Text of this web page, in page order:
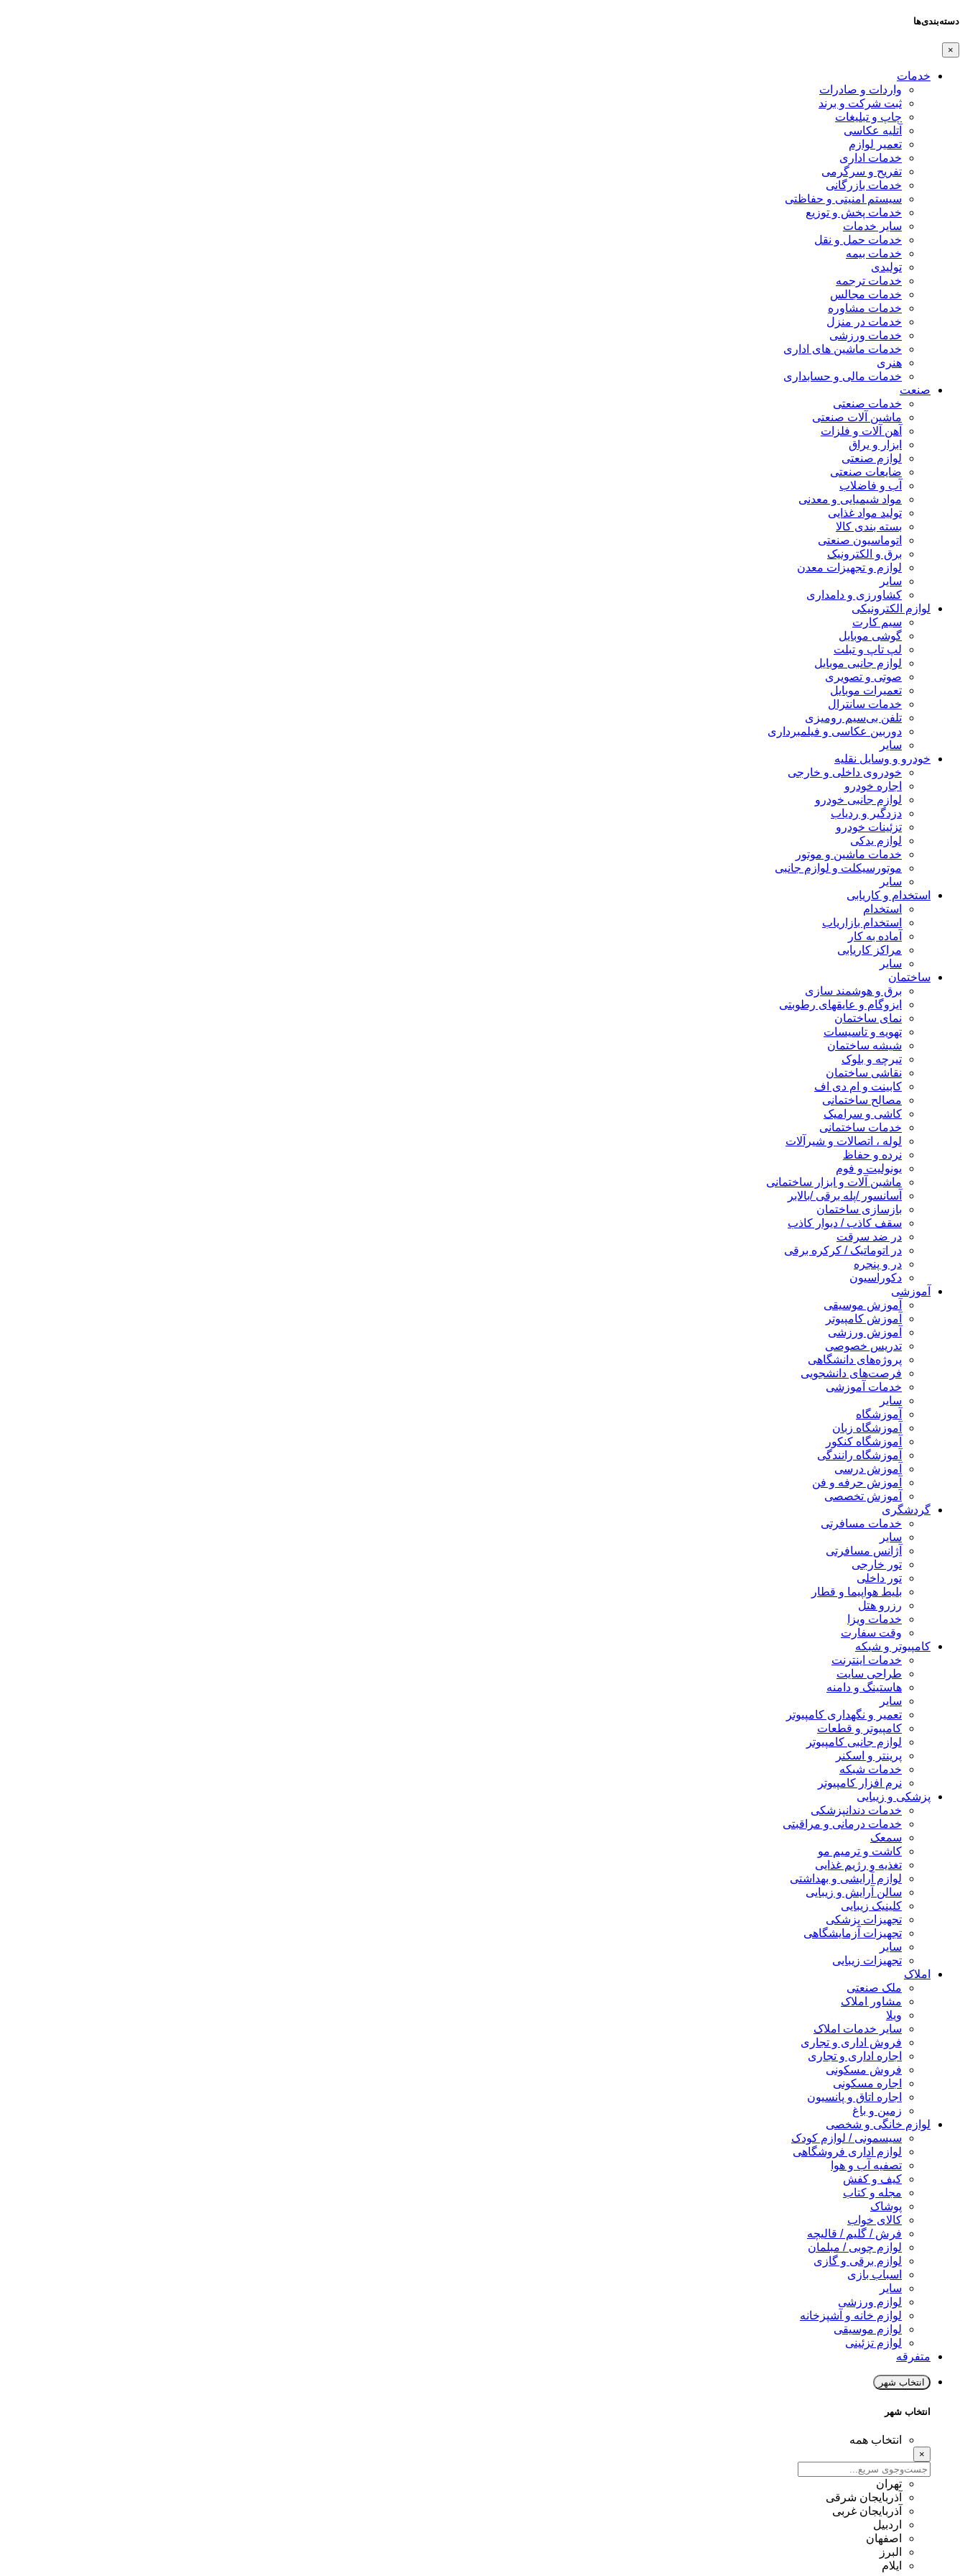
دسته‌بندی‌ها
×
خدمات
واردات و صادرات
ثبت شرکت و برند
چاپ و تبلیغات
آتلیه عکاسی
تعمیر لوازم
خدمات اداری
تفریح و سرگرمی
خدمات بازرگانی
سیستم امنیتی و حفاظتی
خدمات پخش و توزیع
سایر خدمات
خدمات حمل و نقل
خدمات بیمه
تولیدی
خدمات ترجمه
خدمات مجالس
خدمات مشاوره
خدمات در منزل
خدمات ورزشی
خدمات ماشین های اداری
هنری
خدمات مالی و حسابداری
صنعت
خدمات صنعتی
ماشین آلات صنعتی
آهن آلات و فلزات
ابزار و یراق
لوازم صنعتی
ضایعات صنعتی
آب و فاضلاب
مواد شیمیایی و معدنی
تولید مواد غذایی
بسته بندی کالا
اتوماسیون صنعتی
برق و الکترونیک
لوازم و تجهیزات معدن
سایر
کشاورزی و دامداری
لوازم الکترونیکی
سیم کارت
گوشی موبایل
لپ تاپ و تبلت
لوازم جانبی موبایل
صوتی و تصویری
تعمیرات موبایل
خدمات سانترال
تلفن بی‌سیم رومیزی
دوربین عکاسی و فیلمبرداری
سایر
خودرو و وسایل نقلیه
خودروی داخلی و خارجی
اجاره خودرو
لوازم جانبی خودرو
دزدگیر و ردیاب
تزئینات خودرو
لوازم یدکی
خدمات ماشین و موتور
موتورسیکلت و لوازم جانبی
سایر
استخدام و کاریابی
استخدام
استخدام بازاریاب
آماده به کار
مراکز کاریابی
سایر
ساختمان
برق و هوشمند سازی
ایزوگام و عایقهای رطوبتی
نمای ساختمان
تهویه و تاسیسات
شیشه ساختمان
تیرچه و بلوک
نقاشی ساختمان
کابینت و ام دی اف
مصالح ساختمانی
کاشی و سرامیک
خدمات ساختمانی
لوله ، اتصالات و شیرآلات
نرده و حفاظ
یونولیت و فوم
ماشین آلات و ابزار ساختمانی
آسانسور /پله برقی /بالابر
بازسازی ساختمان
سقف کاذب / دیوار کاذب
در ضد سرقت
در اتوماتیک / کرکره برقی
در و پنجره
دکوراسیون
آموزشی
آموزش موسیقی
آموزش کامپیوتر
آموزش ورزشی
تدریس خصوصی
پروژه‌های دانشگاهی
فرصت‌های دانشجویی
خدمات آموزشی
سایر
آموزشگاه
آموزشگاه زبان
آموزشگاه کنکور
آموزشگاه رانندگی
آموزش درسی
آموزش حرفه و فن
آموزش تخصصی
گردشگری
خدمات مسافرتی
سایر
آژانس مسافرتی
تور خارجی
تور داخلی
بلیط هواپیما و قطار
رزرو هتل
خدمات ویزا
وقت سفارت
کامپیوتر و شبکه
خدمات اینترنت
طراحی سایت
هاستینگ و دامنه
سایر
تعمیر و نگهداری کامپیوتر
کامپیوتر و قطعات
لوازم جانبی کامپیوتر
پرینتر و اسکنر
خدمات شبکه
نرم افزار کامپیوتر
پزشکی و زیبایی
خدمات دندانپزشکی
خدمات درمانی و مراقبتی
سمعک
کاشت و ترمیم مو
تغذیه و رژیم غذایی
لوازم آرایشی و بهداشتی
سالن آرایش و زیبایی
کلینیک زیبایی
تجهیزات پزشکی
تجهیزات آزمایشگاهی
سایر
تجهیزات زیبایی
املاک
ملک صنعتی
مشاور املاک
ویلا
سایر خدمات املاک
فروش اداری و تجاری
اجاره اداری و تجاری
فروش مسکونی
اجاره مسکونی
اجاره اتاق و پانسیون
زمین و باغ
لوازم خانگی و شخصی
سیسمونی / لوازم کودک
لوازم اداری فروشگاهی
تصفیه آب و هوا
کیف و کفش
مجله و کتاب
پوشاک
کالای خواب
فرش / گلیم / قالیچه
لوازم چوبی / مبلمان
لوازم برقی و گازی
اسباب بازی
سایر
لوازم ورزشی
لوازم خانه و آشپزخانه
لوازم موسیقی
لوازم تزئینی
متفرقه
انتخاب شهر
انتخاب شهر
انتخاب همه
×
تهران
آذربایجان شرقی
آذربایجان غربی
اردبیل
اصفهان
البرز
ایلام